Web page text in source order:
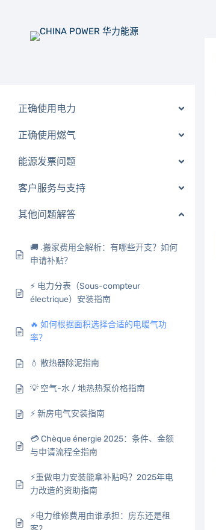
正确使用电力
正确使用燃气
能源发票问题
客户服务与支持
其他问题解答
🚚 .搬家费用全解析：有哪些开支？如何
申请补贴？
⚡ 电力分表（Sous-compteur
électrique）安装指南
🔥 如何根据面积选择合适的电暖气功
率？
💧 散热器除泥指南
💡 空气-水 / 地热热泵价格指南
⚡ 新房电气安装指南
💳 Chèque énergie 2025：条件、金额
与申请流程全指南
⚡重做电力安装能拿补贴吗？2025年电
力改造的资助指南
⚡电力维修费用由谁承担：房东还是租